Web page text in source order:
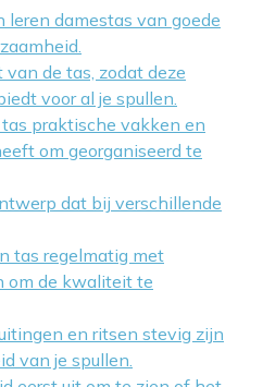
leren damestas van goede
de tas, zodat deze
voor al je spullen.
praktische vakken en
om georganiseerd te
dat bij verschillende
tas regelmatig met
om de kwaliteit te
en ritsen stevig zijn
van je spullen.